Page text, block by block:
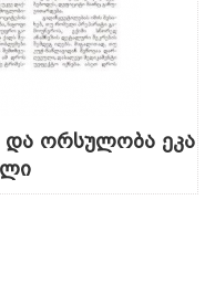
და ორსულობა ეკა